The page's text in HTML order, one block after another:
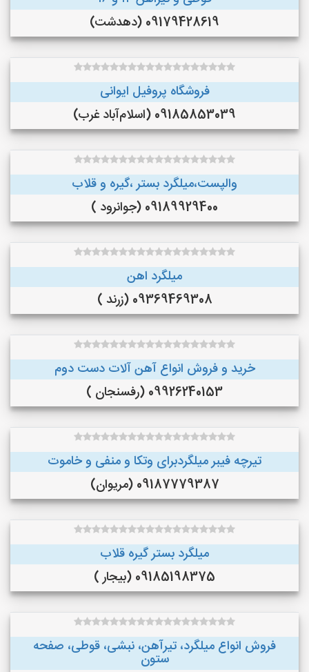
09179428619 (دهدشت)
فروشگاه پروفیل ایوانی
09185853039 (اسلام‌آباد غرب)
والپست،میلگرد بستر ،گیره و قلاب
09189929400 (جوانرود )
میلگرد اهن
09369469308 (زرند )
خرید و فروش انواع آهن آلات دست دوم
09926240153 (رفسنجان )
تیرچه فیبر میلگردبرای وتکا و منفی و خاموت
09187779387 (مریوان)
میلگرد بستر گیره قلاب
09185198375 (بیجار )
فروش انواع میلگرد، تیرآهن، نبشی، قوطی، صفحه
ستون